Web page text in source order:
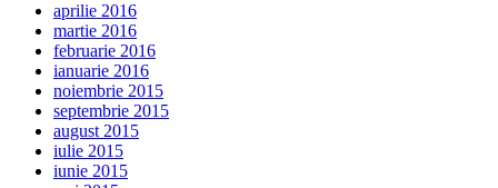
aprilie 2016
martie 2016
februarie 2016
ianuarie 2016
noiembrie 2015
septembrie 2015
august 2015
iulie 2015
iunie 2015